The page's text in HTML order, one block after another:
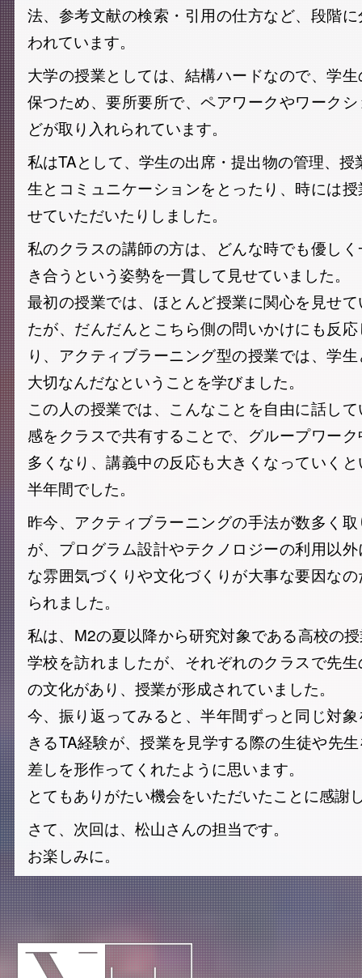
法、参考文献の検索・引用の仕方など、段階
われています。
大学の授業としては、結構ハードなので、学
保つため、要所要所で、ペアワークやワーク
どが取り入れられています。
私はTAとして、学生の出席・提出物の管理、
生とコミュニケーションをとったり、時には
せていただいたりしました。
私のクラスの講師の方は、どんな時でも優し
き合うという姿勢を一貫して見せていました。
最初の授業では、ほとんど授業に関心を見せ
たが、だんだんとこちら側の問いかけにも反
り、アクティブラーニング型の授業では、学
大切なんだなということを学びました。
この人の授業では、こんなことを自由に話し
感をクラスで共有することで、グループワー
多くなり、講義中の反応も大きくなっていく
半年間でした。
昨今、アクティブラーニングの手法が数多く
が、プログラム設計やテクノロジーの利用以
な雰囲気づくりや文化づくりが大事な要因な
られました。
私は、M2の夏以降から研究対象である高校の
学校を訪れましたが、それぞれのクラスで先
の文化があり、授業が形成されていました。
今、振り返ってみると、半年間ずっと同じ対
きるTA経験が、授業を見学する際の生徒や先
差しを形作ってくれたように思います。
とてもありがたい機会をいただいたことに感謝
さて、次回は、松山さんの担当です。
お楽しみに。